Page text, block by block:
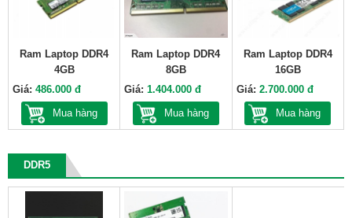
Ram Laptop DDR4
4GB
Giá: 486.000 đ
Mua hàng
Ram Laptop DDR4
8GB
Giá:1.404.000 đ
Mua hàng
Ram Laptop DDR4
16GB
Giá: 2.700.000 đ
Mua hàng
DDR5